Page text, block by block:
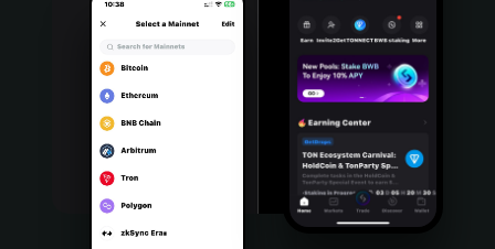
Português (Portugal)
Bahasa Indonesia